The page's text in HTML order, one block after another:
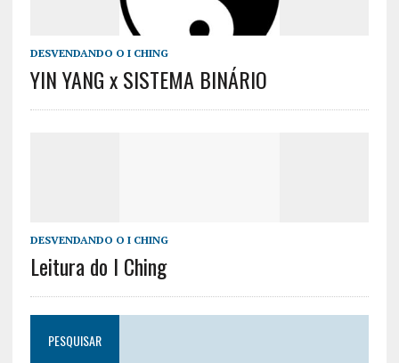
DESVENDANDO O I CHING
YIN YANG x SISTEMA BINÁRIO
DESVENDANDO O I CHING
Leitura do I Ching
PESQUISAR